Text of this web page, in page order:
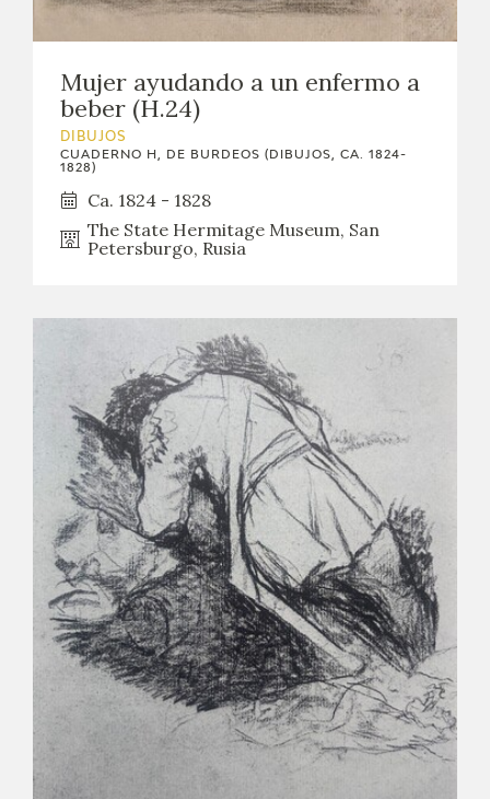
CEDEA
RECURSOS EDUCATIVOS
FICHAS ARASAAC
Mujer ayudando a un enfermo a
beber (H.24)
DIBUJOS
CUADERNO H, DE BURDEOS (DIBUJOS, CA. 1824-
1828)
Ca. 1824 - 1828
The State Hermitage Museum, San
Petersburgo, Rusia